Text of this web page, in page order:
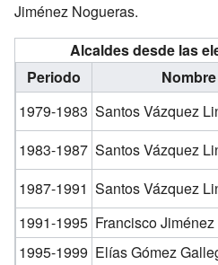
Jiménez Nogueras.
Alcaldes desde las
Periodo
Nombre
1979-1983 Santos Vázquez
1983-1987 Santos Vázquez
1987-1991 Santos Vázquez
1991-1995 Francisco
1995-1999 Elías Gómez